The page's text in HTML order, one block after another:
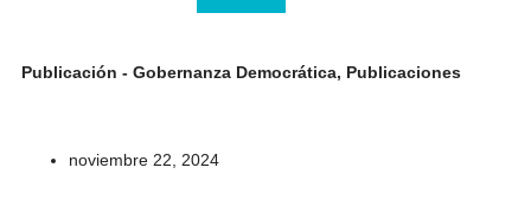
Publicación - Gobernanza Democrática, Publicaciones
noviembre 22, 2024